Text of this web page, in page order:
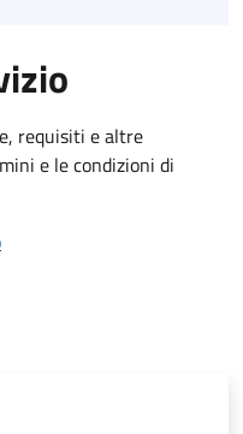
requisiti e altre
e le condizioni di